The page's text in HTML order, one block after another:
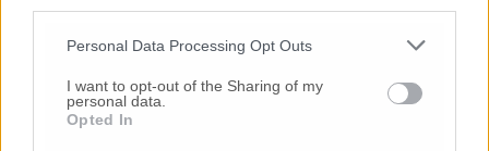
Personal Data Processing Opt Outs
I want to opt-out of the Sharing of my
personal data.
Opted In
una un quadro economico e dei tempi per
organizzare intanto una sistemazione della
lapide esterna. Purtroppo non ci sono beni di
proprietà di Podesti come invece ad esempio
sono presenti nella casa natale di Spontini o
di Leopardi».